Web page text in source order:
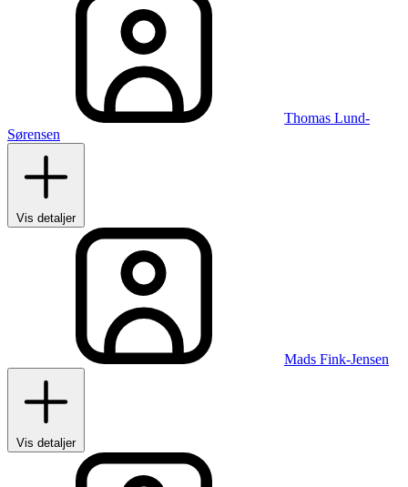
Thomas Lund-
Sørensen
Vis detaljer
Mads Fink-Jensen
Vis detaljer